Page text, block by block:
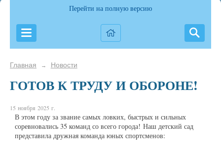
Перейти на полную версию
Главная → Новости
ГОТОВ К ТРУДУ И ОБОРОНЕ!
15 ноября 2025 г.
В этом году за звание самых ловких, быстрых и сильных
соревновались 35 команд со всего города! Наш детский сад
представила дружная команда юных спортсменов: